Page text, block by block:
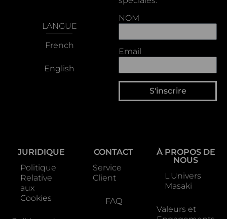
LANGUE
French
English
NOM
Email
S'inscrire
JURIDIQUE
Politique
Relative
aux
Cookies
CONTACT
Service
Client
FAQ
À PROPOS DE
NOUS
L'Univers
Masaki
Valeurs et